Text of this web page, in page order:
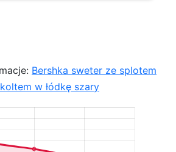
Bershka sweter ze splotem
w łódkę szary